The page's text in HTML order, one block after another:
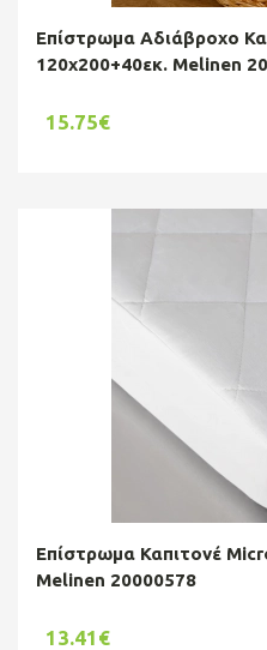
Επίστρωμα Αδιάβροχο
120x200+40εκ. Melinen
15.75€
Επίστρωμα Καπιτονέ
Melinen 20000578
13.41€